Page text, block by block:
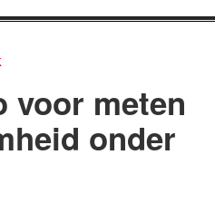
voor meten
onder